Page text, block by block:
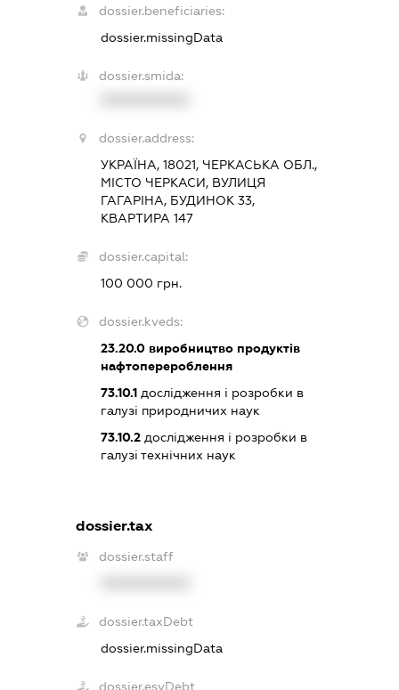
dossier.beneficiaries:
dossier.missingData
dossier.smida:
dossier.address:
УКРАЇНА, 18021, ЧЕРКАСЬКА ОБЛ.,
МІСТО ЧЕРКАСИ, ВУЛИЦЯ
ГАГАРІНА, БУДИНОК 33,
КВАРТИРА 147
dossier.capital:
100 000 грн.
dossier.kveds:
23.20.0 виробництво продуктів
нафтоперероблення
73.10.1 дослідження і розробки в
галузі природничих наук
73.10.2 дослідження і розробки в
галузі технічних наук
dossier.tax
dossier.staff
dossier.taxDebt
dossier.missingData
dossier.esvDebt